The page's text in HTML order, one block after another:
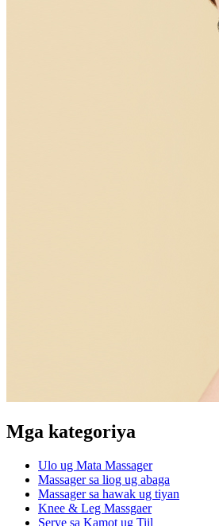
Mga kategoriya
Ulo ug Mata Massager
Massager sa liog ug abaga
Massager sa hawak ug tiyan
Knee & Leg Massgaer
Serye sa Kamot ug Tiil